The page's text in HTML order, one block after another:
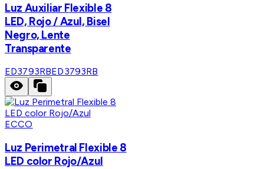
Luz Auxiliar Flexible 8
LED, Rojo / Azul, Bisel
Negro, Lente
Transparente
ED3793RBED3793RB
ECCO
Luz Perimetral Flexible 8
LED color Rojo/Azul